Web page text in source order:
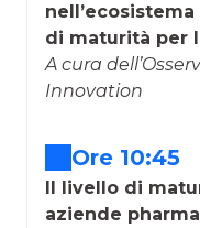
di maturità per
A cura
Innovation
Ore 10:45
Il livello di
aziende pharma